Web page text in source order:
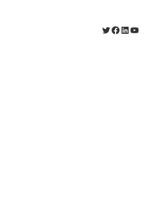
X Facebook
LinkedIn